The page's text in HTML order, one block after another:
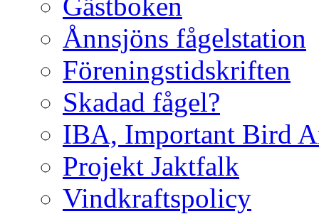
Ånnsjöns fågelstation
Föreningstidskriften
Skadad fågel?
IBA, Important Bird
Projekt Jaktfalk
Vindkraftspolicy